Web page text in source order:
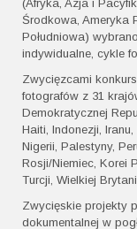
(Afryka, Azja i
Środkowa, Ameryka
Południowa)
indywidualne, cykle
Zwycięzcami
fotografów z 31
Demokratycznej
Haiti, Indonezji, Iranu,
Nigerii, Palestyny,
Rosji/Niemiec, Korei
Turcji, Wielkiej
Zwycięskie projekty
dokumentalnej w